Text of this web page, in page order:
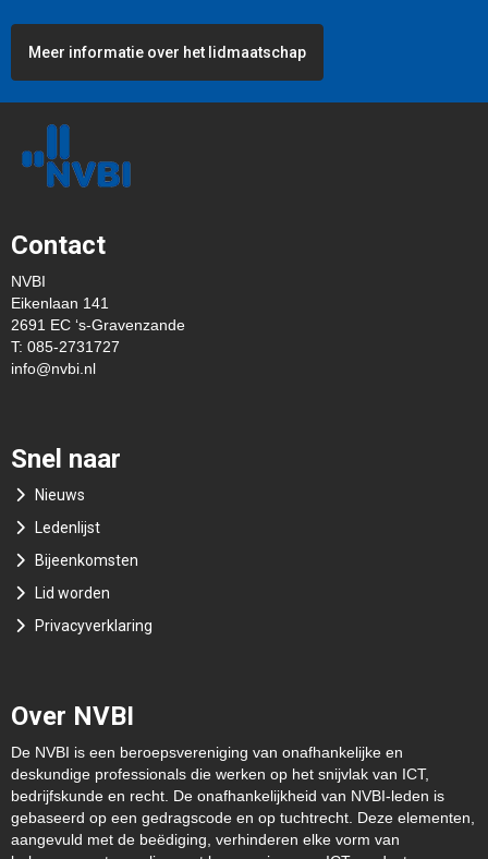
Meer informatie over het lidmaatschap
Contact
NVBI
Eikenlaan 141
2691 EC ‘s-Gravenzande
T: 085-2731727
ofni@nvbi.nl
Snel naar
Nieuws
Ledenlijst
Bijeenkomsten
Lid worden
Privacyverklaring
Over NVBI
De NVBI is een beroepsvereniging van onafhankelijke en
deskundige professionals die werken op het snijvlak van ICT,
bedrijfskunde en recht. De onafhankelijkheid van NVBI-leden is
gebaseerd op een gedragscode en op tuchtrecht. Deze elementen,
aangevuld met de beëdiging, verhinderen elke vorm van